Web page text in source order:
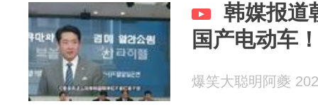
韩媒报道
国产电动车
爆笑大聪明阿夔